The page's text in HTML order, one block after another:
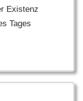
Existenz
Tages